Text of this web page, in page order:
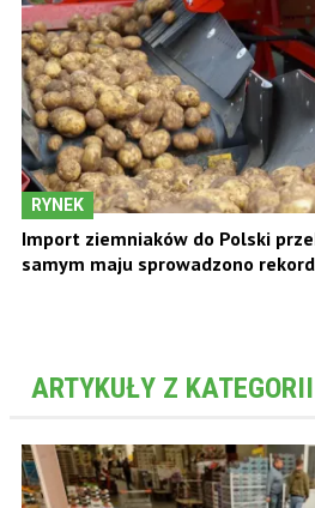
RYNEK
Import ziemniaków do Polski
samym maju sprowadzono
ARTYKUŁY Z KATEGORII